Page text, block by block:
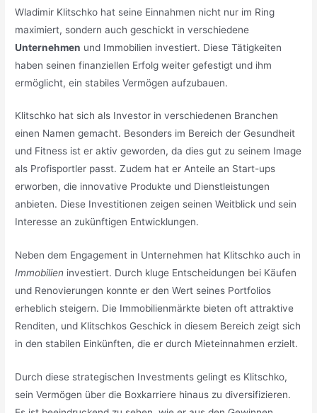
Wladimir Klitschko hat seine Einnahmen nicht nur im Ring
maximiert, sondern auch geschickt in verschiedene
Unternehmen und Immobilien investiert. Diese Tätigkeiten
haben seinen finanziellen Erfolg weiter gefestigt und ihm
ermöglicht, ein stabiles Vermögen aufzubauen.
Klitschko hat sich als Investor in verschiedenen Branchen
einen Namen gemacht. Besonders im Bereich der Gesundheit
und Fitness ist er aktiv geworden, da dies gut zu seinem Image
als Profisportler passt. Zudem hat er Anteile an Start-ups
erworben, die innovative Produkte und Dienstleistungen
anbieten. Diese Investitionen zeigen seinen Weitblick und sein
Interesse an zukünftigen Entwicklungen.
Neben dem Engagement in Unternehmen hat Klitschko auch in
Immobilien investiert. Durch kluge Entscheidungen bei Käufen
und Renovierungen konnte er den Wert seines Portfolios
erheblich steigern. Die Immobilienmärkte bieten oft attraktive
Renditen, und Klitschkos Geschick in diesem Bereich zeigt sich
in den stabilen Einkünften, die er durch Mieteinnahmen erzielt.
Durch diese strategischen Investments gelingt es Klitschko,
sein Vermögen über die Boxkarriere hinaus zu diversifizieren.